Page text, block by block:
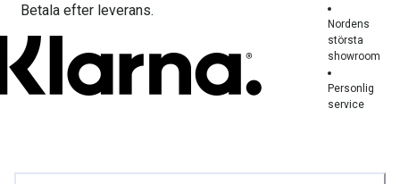
Betala efter leverans.
Nordens
största
showroom
Personlig
service